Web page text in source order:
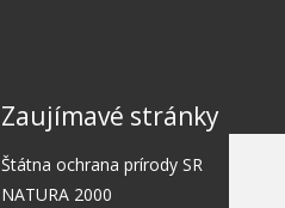
Zaujímavé stránky
Štátna ochrana prírody SR
NATURA 2000